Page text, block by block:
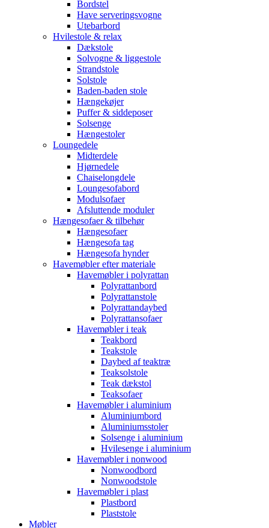
Bordstel
Have serveringsvogne
Utebarbord
Hvilestole & relax
Dækstole
Solvogne & liggestole
Strandstole
Solstole
Baden-baden stole
Hængekøjer
Puffer & siddeposer
Solsenge
Hængestoler
Loungedele
Midterdele
Hjørnedele
Chaiselongdele
Loungesofabord
Modulsofaer
Afsluttende moduler
Hængesofaer & tilbehør
Hængesofaer
Hængesofa tag
Hængesofa hynder
Havemøbler efter materiale
Havemøbler i polyrattan
Polyrattanbord
Polyrattanstole
Polyrattandaybed
Polyrattansofaer
Havemøbler i teak
Teakbord
Teakstole
Daybed af teaktræ
Teaksolstole
Teak dækstol
Teaksofaer
Havemøbler i aluminium
Aluminiumbord
Aluminiumsstoler
Solsenge i aluminium
Hvilesenge i aluminium
Havemøbler i nonwood
Nonwoodbord
Nonwoodstole
Havemøbler i plast
Plastbord
Plaststole
Møbler